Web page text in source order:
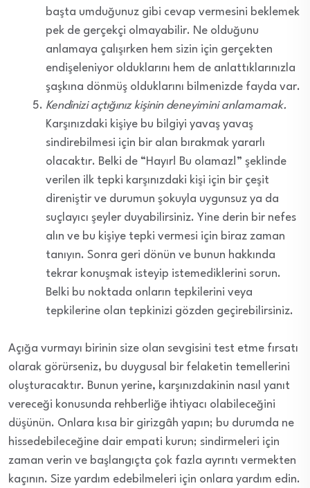
başta umduğunuz gibi cevap vermesini beklemek
pek de gerçekçi olmayabilir. Ne olduğunu
anlamaya çalışırken hem sizin için gerçekten
endişeleniyor olduklarını hem de anlattıklarınızla
şaşkına dönmüş olduklarını bilmenizde fayda var.
Kendinizi açtığınız kişinin deneyimini anlamamak.
Karşınızdaki kişiye bu bilgiyi yavaş yavaş
sindirebilmesi için bir alan bırakmak yararlı
olacaktır. Belki de “Hayır! Bu olamaz!” şeklinde
verilen ilk tepki karşınızdaki kişi için bir çeşit
direniştir ve durumun şokuyla uygunsuz ya da
suçlayıcı şeyler duyabilirsiniz. Yine derin bir nefes
alın ve bu kişiye tepki vermesi için biraz zaman
tanıyın. Sonra geri dönün ve bunun hakkında
tekrar konuşmak isteyip istemediklerini sorun.
Belki bu noktada onların tepkilerini veya
tepkilerine olan tepkinizi gözden geçirebilirsiniz.
Açığa vurmayı birinin size olan sevgisini test etme fırsatı
olarak görürseniz, bu duygusal bir felaketin temellerini
oluşturacaktır. Bunun yerine, karşınızdakinin nasıl yanıt
vereceği konusunda rehberliğe ihtiyacı olabileceğini
düşünün. Onlara kısa bir girizgâh yapın; bu durumda ne
hissedebileceğine dair empati kurun; sindirmeleri için
zaman verin ve başlangıçta çok fazla ayrıntı vermekten
kaçının. Size yardım edebilmeleri için onlara yardım edin.